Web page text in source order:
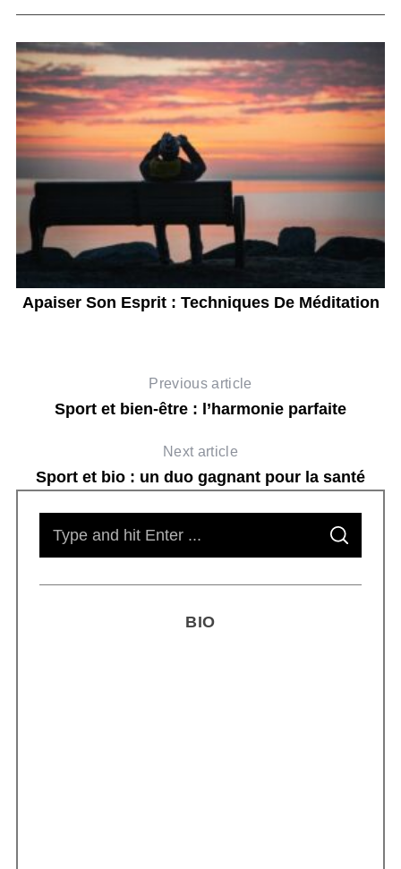
Apaiser Son Esprit : Techniques De Méditation
Previous article
Sport et bien-être : l’harmonie parfaite
Next article
Sport et bio : un duo gagnant pour la santé
S
A
C
BIO